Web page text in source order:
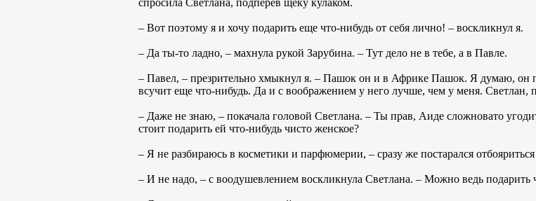
спросила Светлана, подперев щеку кулаком.
– Вот поэтому я и хочу подарить еще что-нибудь от себя лично! – воскликнул я.
– Да ты-то ладно, – махнула рукой Зарубина. – Тут дело не в тебе, а в Павле.
– Павел, – презрительно хмыкнул я. – Пашок он и в Африке Пашок. Я думаю, он
всучит еще что-нибудь. Да и с воображением у него лучше, чем у меня. Светлан,
– Даже не знаю, – покачала головой Светлана. – Ты прав, Аиде сложновато
стоит подарить ей что-нибудь чисто женское?
– Я не разбираюсь в косметики и парфюмерии, – сразу же постарался отбояриться
– И не надо, – с воодушевлением воскликнула Светлана. – Можно ведь подарить